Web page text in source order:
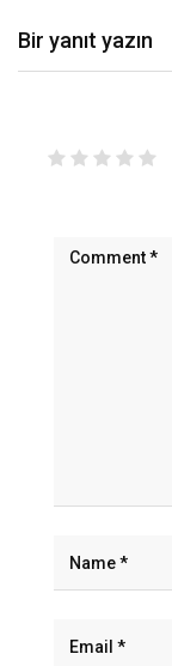
Bir yanıt yazın